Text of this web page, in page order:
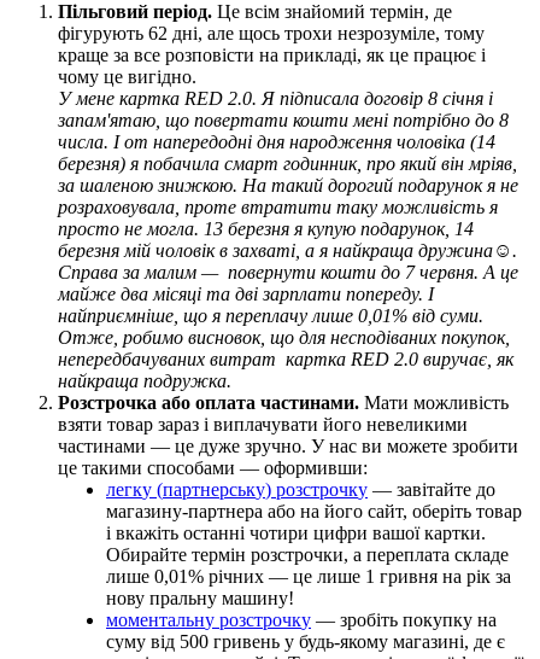
Пільговий період. Це всім знайомий термін, де
фігурують 62 дні, але щось трохи незрозуміле, тому
краще за все розповісти на прикладі, як це працює і
чому це вигідно.
У мене картка RED 2.0. Я підписала договір 8 січня і
запам'ятаю, що повертати кошти мені потрібно до 8
числа. І от напередодні дня народження чоловіка (14
березня) я побачила смарт годинник, про який він мріяв,
за шаленою знижкою. На такий дорогий подарунок я не
розраховувала, проте втратити таку можливість я
просто не могла. 13 березня я купую подарунок, 14
березня мій чоловік в захваті, а я найкраща дружина☺.
Справа за малим — повернути кошти до 7 червня. А це
майже два місяці та дві зарплати попереду. І
найприємніше, що я переплачу лише 0,01% від суми.
Отже, робимо висновок, що для несподіваних покупок,
непередбачуваних витрат картка RED 2.0 виручає, як
найкраща подружка.
Розстрочка або оплата частинами. Мати можливість
взяти товар зараз і виплачувати його невеликими
частинами — це дуже зручно. У нас ви можете зробити
це такими способами — оформивши:
легку (партнерську) розстрочку — завітайте до
магазину-партнера або на його сайт, оберіть товар
і вкажіть останні чотири цифри вашої картки.
Обирайте термін розстрочки, а переплата складе
лише 0,01% річних — це лише 1 гривня на рік за
нову пральну машину!
моментальну розстрочку — зробіть покупку на
суму від 500 гривень у будь-якому магазині, де є